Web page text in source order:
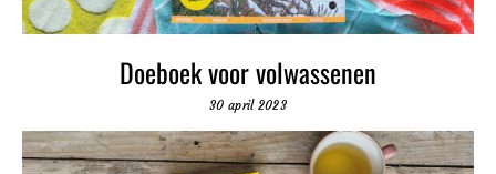
Doeboek voor volwassenen
30 april 2023